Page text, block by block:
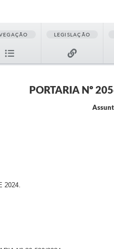
LEGISLAÇÃO
PORTARIA Nº
2024.